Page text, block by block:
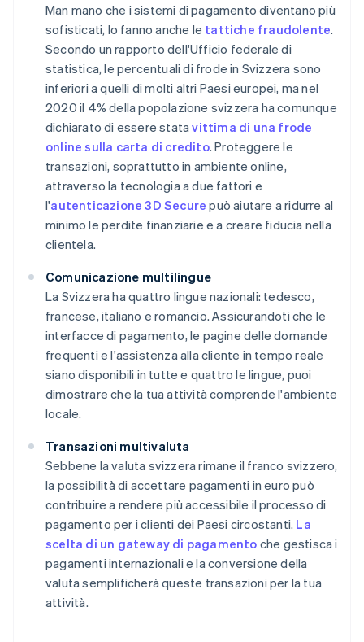
Man mano che i sistemi di pagamento diventano più
sofisticati, lo fanno anche le tattiche fraudolente.
Secondo un rapporto dell'Ufficio federale di
statistica, le percentuali di frode in Svizzera sono
inferiori a quelli di molti altri Paesi europei, ma nel
2020 il 4% della popolazione svizzera ha comunque
dichiarato di essere statavittima di una frode
online sulla carta di credito. Proteggere le
transazioni, soprattutto in ambiente online,
attraverso la tecnologia a due fattori e
l'autenticazione 3D Secure può aiutare a ridurre al
minimo le perdite finanziarie e a creare fiducia nella
clientela.
Comunicazione multilingue
La Svizzera ha quattro lingue nazionali: tedesco,
francese, italiano e romancio. Assicurandoti che le
interfacce di pagamento, le pagine delle domande
frequenti e l'assistenza alla cliente in tempo reale
siano disponibili in tutte e quattro le lingue, puoi
dimostrare che la tua attività comprende l'ambiente
locale.
Transazioni multivaluta
Sebbene la valuta svizzera rimane il franco svizzero,
la possibilità di accettare pagamenti in euro può
contribuire a rendere più accessibile il processo di
pagamento per i clienti dei Paesi circostanti. La
scelta di un gateway di pagamento che gestisca i
pagamenti internazionali e la conversione della
valuta semplificherà queste transazioni per la tua
attività.